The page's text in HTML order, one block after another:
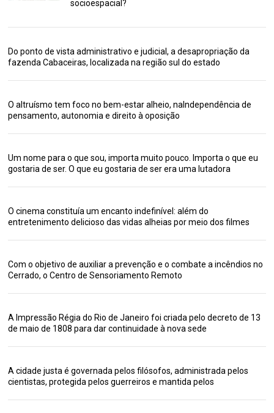
socioespacial?
Do ponto de vista administrativo e judicial, a desapropriação da
fazenda Cabaceiras, localizada na região sul do estado
O altruísmo tem foco no bem-estar alheio, naIndependência de
pensamento, autonomia e direito à oposição
Um nome para o que sou, importa muito pouco. Importa o que eu
gostaria de ser. O que eu gostaria de ser era uma lutadora
O cinema constituía um encanto indefinível: além do
entretenimento delicioso das vidas alheias por meio dos filmes
Com o objetivo de auxiliar a prevenção e o combate a incêndios no
Cerrado, o Centro de Sensoriamento Remoto
A Impressão Régia do Rio de Janeiro foi criada pelo decreto de 13
de maio de 1808 para dar continuidade à nova sede
A cidade justa é governada pelos filósofos, administrada pelos
cientistas, protegida pelos guerreiros e mantida pelos